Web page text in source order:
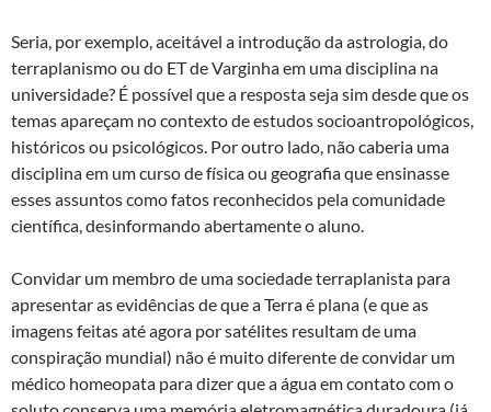
Seria, por exemplo, aceitável a introdução da astrologia, do
terraplanismo ou do ET de Varginha em uma disciplina na
universidade? É possível que a resposta seja sim desde que os
temas apareçam no contexto de estudos socioantropológicos,
históricos ou psicológicos. Por outro lado, não caberia uma
disciplina em um curso de física ou geografia que ensinasse
esses assuntos como fatos reconhecidos pela comunidade
científica, desinformando abertamente o aluno.
Convidar um membro de uma sociedade terraplanista para
apresentar as evidências de que a Terra é plana (e que as
imagens feitas até agora por satélites resultam de uma
conspiração mundial) não é muito diferente de convidar um
médico homeopata para dizer que a água em contato com o